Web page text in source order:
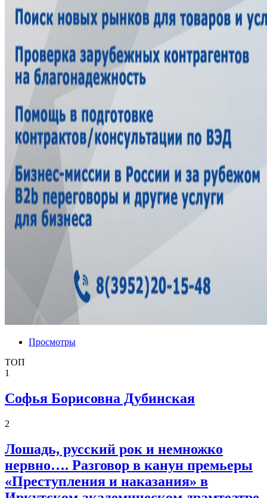
Просмотры
ТОП
1
Софья Борисовна Дубинская
2
Лошадь, русский рок и немножко
нервно…. Разговор в канун премьеры
«Преступления и наказания» в